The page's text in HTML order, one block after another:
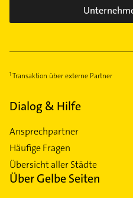
Transaktion über externe Partner
Dialog & Hilfe
Ansprechpartner
Häufige Fragen
Übersicht aller Städte
Über Gelbe Seiten